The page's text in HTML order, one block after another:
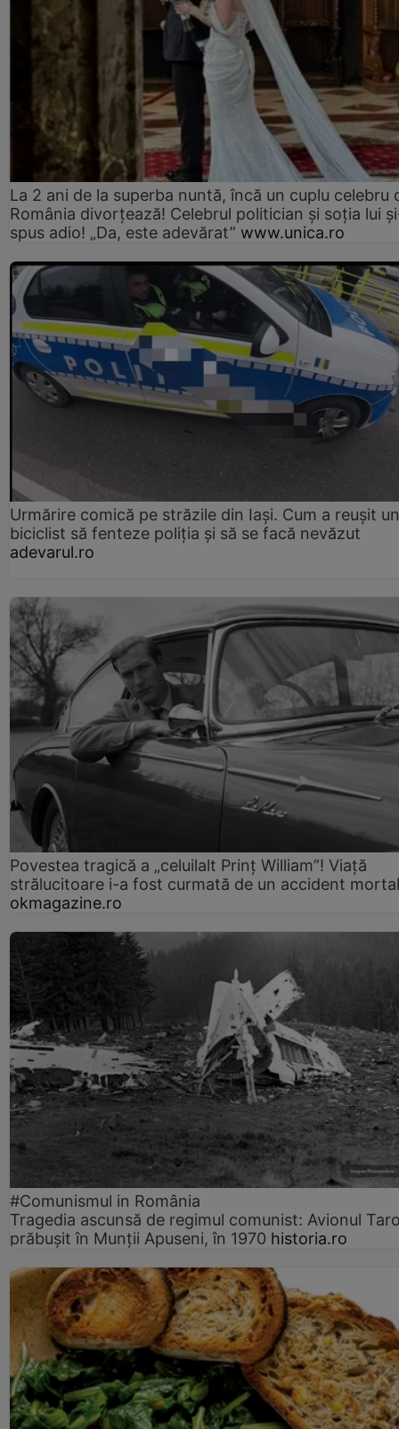
La 2 ani de la superba nuntă, încă un cuplu celebru
România divorțează! Celebrul politician și soția lui
spus adio! „Da, este adevărat” www.unica.ro
Urmărire comică pe străzile din Iași. Cum a reușit un
biciclist să fenteze poliția și să se facă nevăzut
adevarul.ro
Povestea tragică a „celuilalt Prinț William”! Viață
strălucitoare i-a fost curmată de un accident mortal
okmagazine.ro
#Comunismul in România
Tragedia ascunsă de regimul comunist: Avionul
prăbușit în Munții Apuseni, în 1970 historia.ro